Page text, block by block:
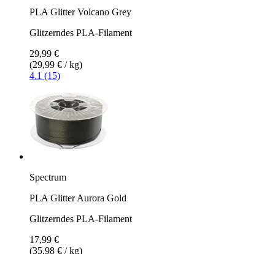
PLA Glitter Volcano Grey
Glitzerndes PLA-Filament
29,99 €
(29,99 € / kg)
4.1 (15)
Spectrum
PLA Glitter Aurora Gold
Glitzerndes PLA-Filament
17,99 €
(35,98 € / kg)